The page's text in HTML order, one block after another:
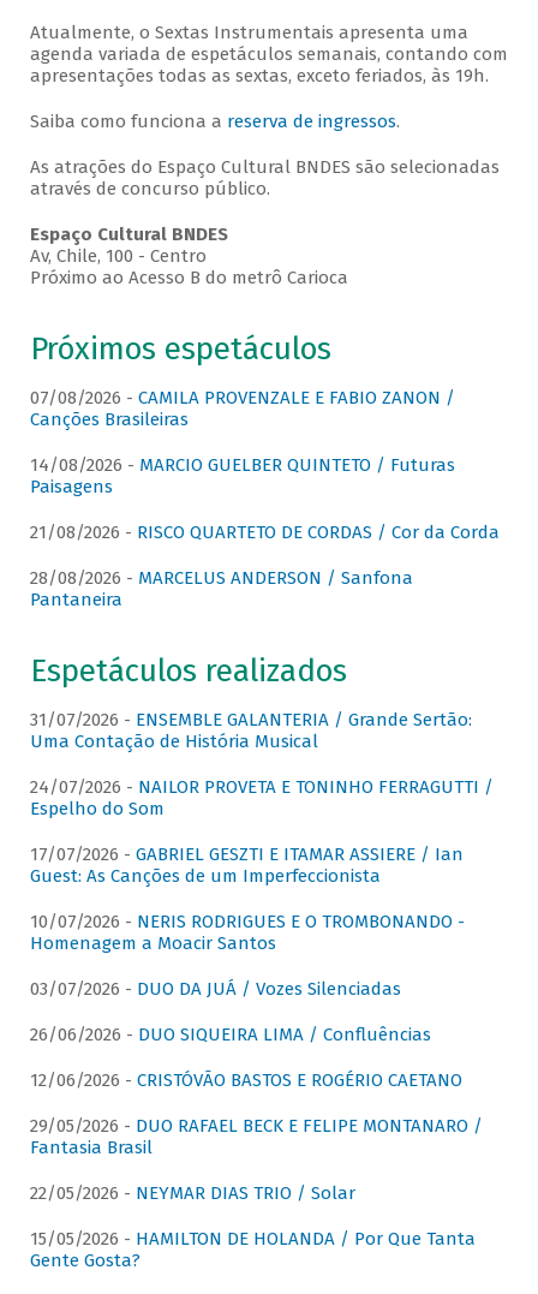
Atualmente, o Sextas Instrumentais apresenta uma
agenda variada de espetáculos semanais, contando com
apresentações todas as sextas, exceto feriados, às 19h.
Saiba como funciona a reserva de ingressos.
As atrações do Espaço Cultural BNDES são selecionadas
através de concurso público.
Espaço Cultural BNDES
Av, Chile, 100 - Centro
Próximo ao Acesso B do metrô Carioca
Próximos espetáculos
07/08/2026 - CAMILA PROVENZALE E FABIO ZANON /
Canções Brasileiras
14/08/2026 - MARCIO GUELBER QUINTETO / Futuras
Paisagens
21/08/2026 - RISCO QUARTETO DE CORDAS / Cor da Corda
28/08/2026 - MARCELUS ANDERSON / Sanfona
Pantaneira
Espetáculos realizados
31/07/2026 - ENSEMBLE GALANTERIA / Grande Sertão:
Uma Contação de História Musical
24/07/2026 - NAILOR PROVETA E TONINHO FERRAGUTTI /
Espelho do Som
17/07/2026 - GABRIEL GESZTI E ITAMAR ASSIERE / Ian
Guest: As Canções de um Imperfeccionista
10/07/2026 - NERIS RODRIGUES E O TROMBONANDO -
Homenagem a Moacir Santos
03/07/2026 - DUO DA JUÁ / Vozes Silenciadas
26/06/2026 - DUO SIQUEIRA LIMA / Confluências
12/06/2026 - CRISTÓVÃO BASTOS E ROGÉRIO CAETANO
29/05/2026 - DUO RAFAEL BECK E FELIPE MONTANARO /
Fantasia Brasil
22/05/2026 - NEYMAR DIAS TRIO / Solar
15/05/2026 - HAMILTON DE HOLANDA / Por Que Tanta
Gente Gosta?